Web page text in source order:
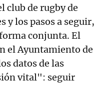
club de rugby de
y los pasos a seguir,
conjunta. El
el Ayuntamiento de
datos de las
vital": seguir